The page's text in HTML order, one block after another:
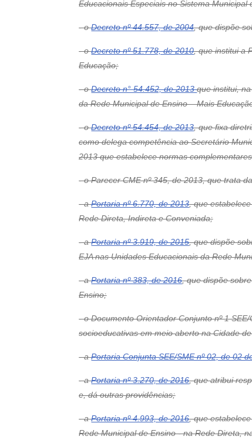
Educacionais Especiais no Sistema
- oDecreto nº 44.557, de 2004, que dispõe
- oDecreto nº 51.778, de 2010, que institui a
Educação;
- oDecreto n° 54.452, de 2013que institui,
da Rede Municipal de Ensino – Mais
- oDecreto nº 54.454, de 2013, que fixa
como delega competência ao Secretário
2013 que estabelece normas
- o Parecer CME nº 345, de 2013, que trata
- aPortaria nº 6.770, de 2013, que
Rede Direta, Indireta e Conveniada;
- aPortaria nº 3.919, de 2015, que dispõe
EJA nas Unidades Educacionais da Rede
- aPortaria nº 383, de 2016, que dispõe
Ensino;
- o Documento Orientador Conjunto nº 1
socioeducativas em meio aberto na Cidade
- aPortaria Conjunta SEE/SME nº 02, de 02
- aPortaria nº 3.270, de 2016, que atribui
e, dá outras providências;
- aPortaria nº 4.993, de 2016, que
Rede Municipal de Ensino - na Rede Direta,